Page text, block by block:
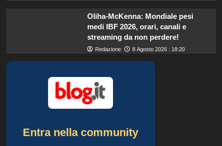
Oliha-McKenna: Mondiale pesi
medi IBF 2026, orari, canali e
streaming da non perdere!
Redazione 8 Agosto 2026 : 18:20
Entra nella community